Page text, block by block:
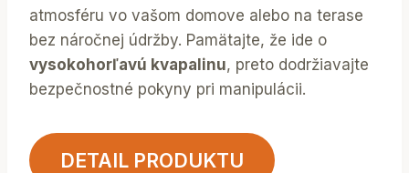
atmosféru vo vašom domove alebo na terase
bez náročnej údržby. Pamätajte, že ide o
vysokohorľavú kvapalinu, preto dodržiavajte
bezpečnostné pokyny pri manipulácii.
DETAIL PRODUKTU